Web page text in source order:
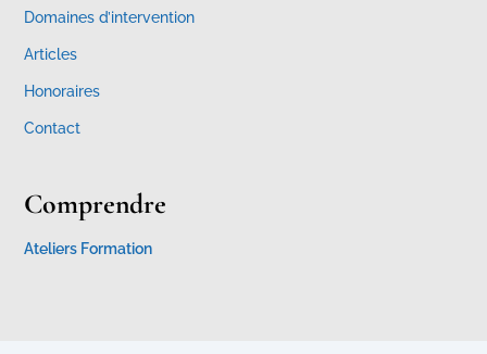
Domaines d’intervention
Articles
Honoraires
Contact
Comprendre
Ateliers Formation